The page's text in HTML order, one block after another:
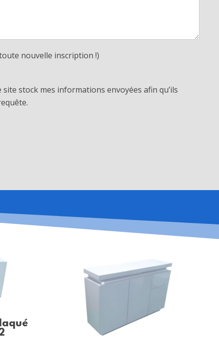
nouvelle inscription !)
site stock mes informations envoyées afin qu’ils